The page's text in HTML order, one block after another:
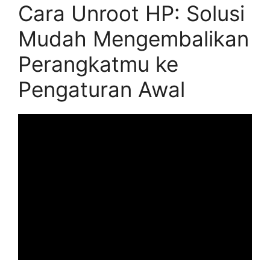
Cara Unroot HP: Solusi
Mudah Mengembalikan
Perangkatmu ke
Pengaturan Awal